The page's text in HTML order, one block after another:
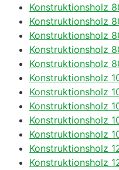
Konstruktionsholz
Konstruktionsholz
Konstruktionsholz
Konstruktionsholz
Konstruktionsholz
Konstruktionsholz
Konstruktionsholz
Konstruktionsholz
Konstruktionsholz
Konstruktionsholz
Konstruktionsholz
Konstruktionsholz